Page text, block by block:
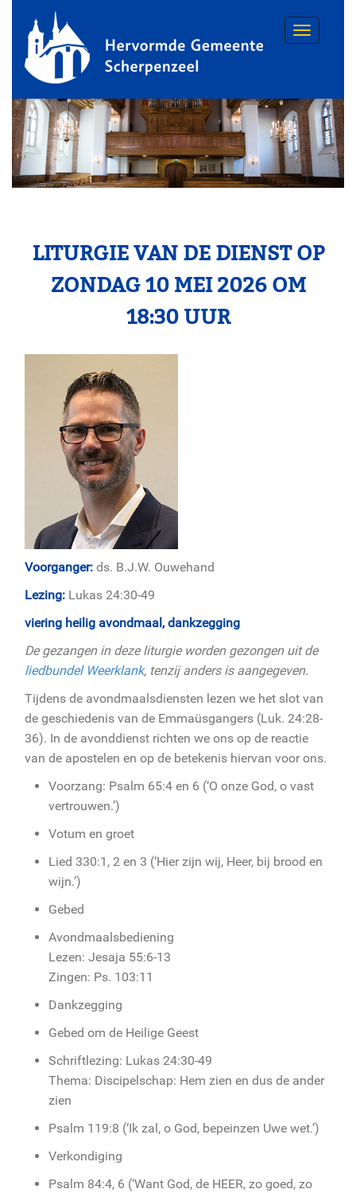
Toggle
LITURGIE VAN DE DIENST OP
ZONDAG 10 MEI 2026 OM
18:30 UUR
Voorganger: ds. B.J.W. Ouwehand
Lezing: Lukas 24:30-49
viering heilig avondmaal, dankzegging
De gezangen in deze liturgie worden gezongen uit de
liedbundel Weerklank, tenzij anders is aangegeven.
Tijdens de avondmaalsdiensten lezen we het slot van
de geschiedenis van de Emmaüsgangers (Luk. 24:28-
36). In de avonddienst richten we ons op de reactie
van de apostelen en op de betekenis hiervan voor ons.
Voorzang: Psalm 65:4 en 6 (‘O onze God, o vast
vertrouwen.’)
Votum en groet
Lied 330:1, 2 en 3 (‘Hier zijn wij, Heer, bij brood en
wijn.’)
Gebed
Avondmaalsbediening
Lezen: Jesaja 55:6-13
Zingen: Ps. 103:11
Dankzegging
Gebed om de Heilige Geest
Schriftlezing: Lukas 24:30-49
Thema: Discipelschap: Hem zien en dus de ander
zien
Psalm 119:8 (‘Ik zal, o God, bepeinzen Uwe wet.’)
Verkondiging
Psalm 84:4, 6 (‘Want God, de HEER, zo goed, zo